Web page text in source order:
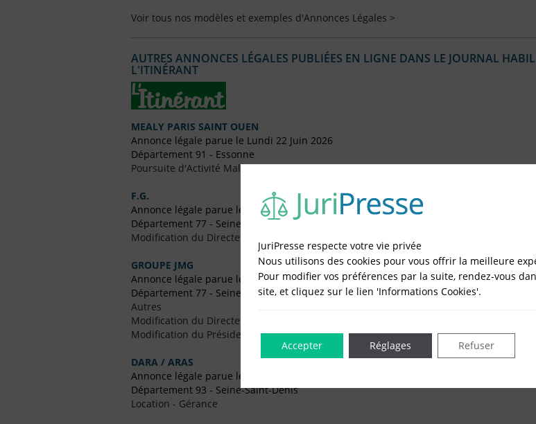
Voir tous nos modèles et exemples d'Annonces Légales >
AUTRES ANNONCES LÉGALES PUBLIÉES EN LIGNE DANS LE JOURNAL
L'ITINÉRANT
MEALY PARIS SAINT OUEN
Annonce légale parue le Lundi 22 Juin 2026
Département 91 - Essonne
Poursuite d'Activité Malgré Pertes
F.G.
Annonce légale parue le Jeudi 4 Juin 2026
Département 77 - Seine-et-Marne
Modification du Directeur Général
GROUPE JMG
Annonce légale parue le Mercredi 22 Avril 2026
Département 77 - Seine-et-Marne
Autres
Modification du Directeur Général
Modification du Président
DARA / ARAS
Annonce légale parue le Jeudi 9 Avril 2026
Département 93 - Seine-Saint-Denis
Location - Gérance
JuriPresse respecte votre vie privée
Nous utilisons des cookies pour vous offrir la meilleure
Pour modifier vos préférences par la suite, rendez-vous
site, et cliquez sur le lien 'Informations Cookies'.
Accepter Refuser
Réglages